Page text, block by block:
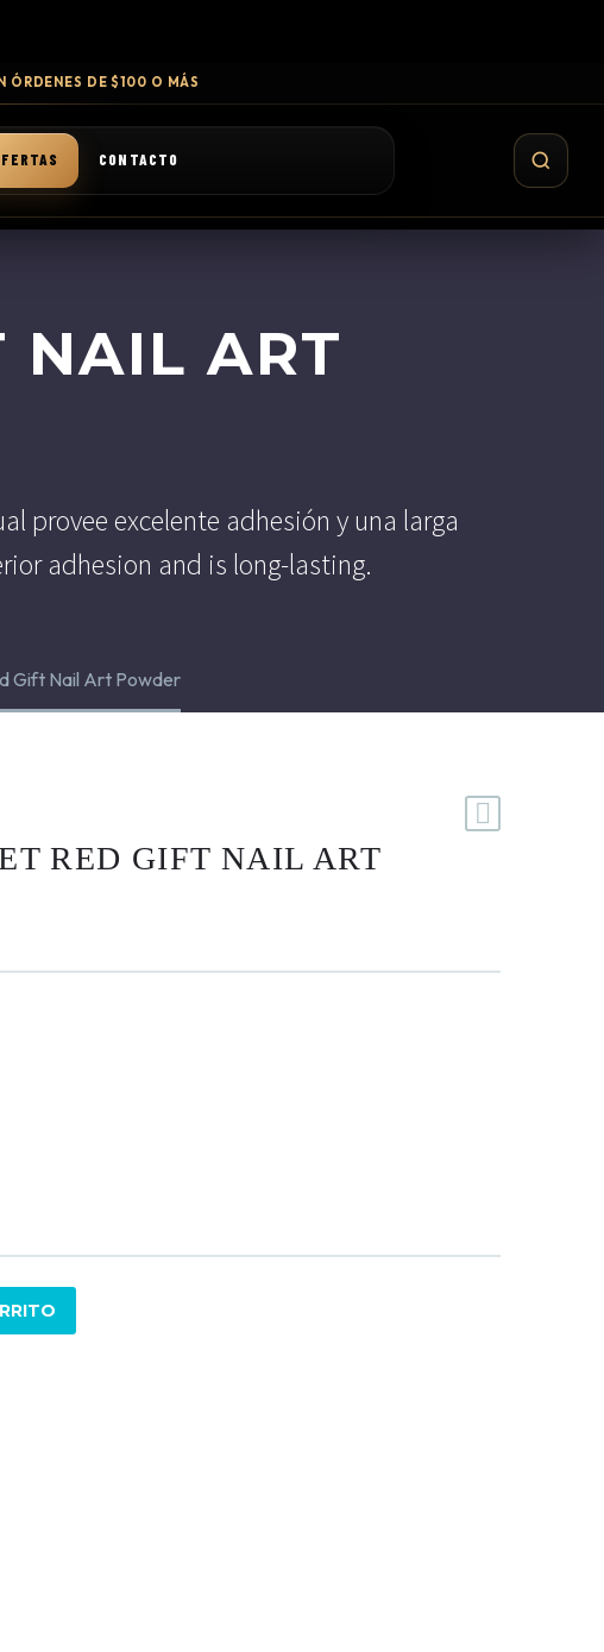
ÓRDENES DE $100 O MÁS
CONTACTO
NAIL ART
provee excelente adhesión y una larga
adhesion and is long-lasting.
Gift Nail Art Powder
RED GIFT NAIL ART